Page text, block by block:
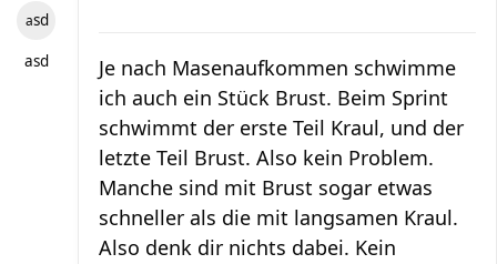
asd
asd
Je nach Masenaufkommen schwimme
ich auch ein Stück Brust. Beim Sprint
schwimmt der erste Teil Kraul, und der
letzte Teil Brust. Also kein Problem.
Manche sind mit Brust sogar etwas
schneller als die mit langsamen Kraul.
Also denk dir nichts dabei. Kein